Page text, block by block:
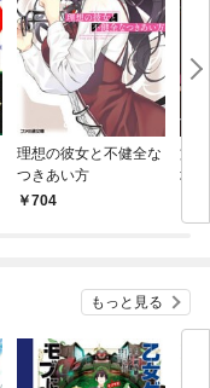
理想の彼女と不健全な
つきあい方
704
文
場
もっと見る